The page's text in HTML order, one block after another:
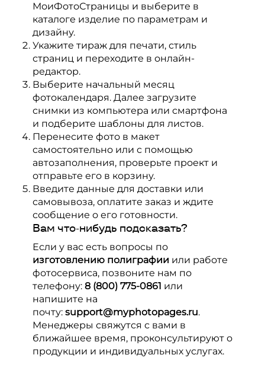
МоиФотоСтраницы и выберите в
каталоге изделие по параметрам и
дизайну.
Укажите тираж для печати, стиль
страниц и переходите в онлайн-
редактор.
Выберите начальный месяц
фотокалендаря. Далее загрузите
снимки из компьютера или смартфона
и подберите шаблоны для листов.
Перенесите фото в макет
самостоятельно или с помощью
автозаполнения, проверьте проект и
отправьте его в корзину.
Введите данные для доставки или
самовывоза, оплатите заказ и ждите
сообщение о его готовности.
Вам что-нибудь подсказать?
Если у вас есть вопросы по
изготовлению полиграфии или работе
фотосервиса, позвоните нам по
телефону: 8 (800) 775-0861 или
напишите на
почту: support@myphotopages.ru.
Менеджеры свяжутся с вами в
ближайшее время, проконсультируют о
продукции и индивидуальных услугах.